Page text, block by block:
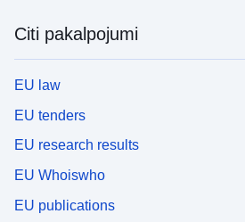
Citi pakalpojumi
EU law
EU tenders
EU research results
EU Whoiswho
EU publications